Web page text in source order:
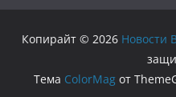
Копирайт © 2026 Новости
Тема ColorMagот